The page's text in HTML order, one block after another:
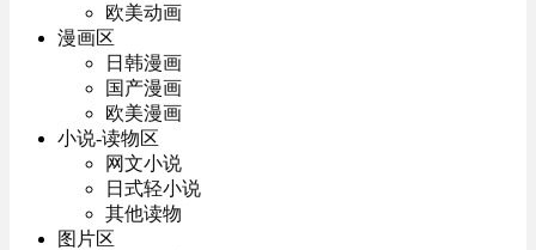
欧美动画
漫画区
日韩漫画
国产漫画
欧美漫画
小说-读物区
网文小说
日式轻小说
其他读物
图片区